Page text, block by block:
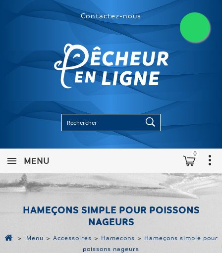
Contactez-nous
0
MENU
HAMEÇONS SIMPLE POUR POISSONS
NAGEURS
> Menu > Accessoires > Hamecons > Hameçons simple pour
poissons nageurs